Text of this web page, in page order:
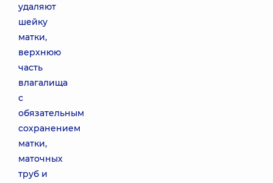
удаляют
шейку
матки,
верхнюю
часть
влагалища
с
обязательным
сохранением
матки,
маточных
труб и